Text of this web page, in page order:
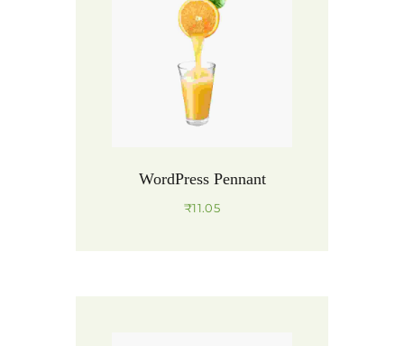
WordPress Pennant
₹11.05